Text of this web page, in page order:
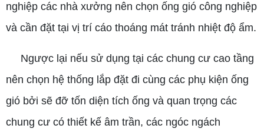
nghiệp các nhà xưởng nên chọn ống gió công nghiệp
và cần đặt tại vị trí cáo thoáng mát tránh nhiệt độ ẩm.
Ngược lại nếu sử dụng tại các chung cư cao tầng
nên chọn hệ thống lắp đặt đi cùng các phụ kiện ống
gió bởi sẽ đỡ tốn diện tích ống và quan trọng các
chung cư có thiết kế âm trần, các ngóc ngách